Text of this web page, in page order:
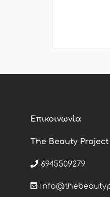
Επικοινωνία
The Beauty Project
6945509279